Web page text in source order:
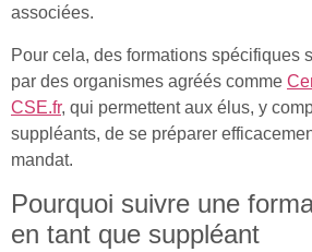
associées.
Pour cela, des formations spécifiques
par des organismes agréés comme
CSE.fr, qui permettent aux élus, y
suppléants, de se préparer
mandat.
Pourquoi suivre une
en tant que suppléant